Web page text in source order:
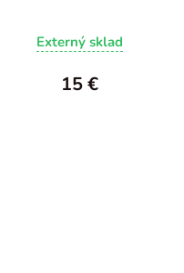
Externý sklad
15 €